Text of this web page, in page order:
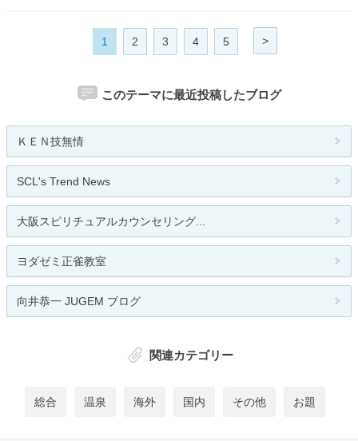
1 2 3 4 5 >
このテーマに最近投稿したブログ
ＫＥＮ技無情
SCL's Trend News
大阪スピリチュアルカウンセリング...
ヨダゼミ正雀教室
向井恭一 JUGEM ブログ
関連カテゴリー
総合 温泉 海外 国内 その他 お題